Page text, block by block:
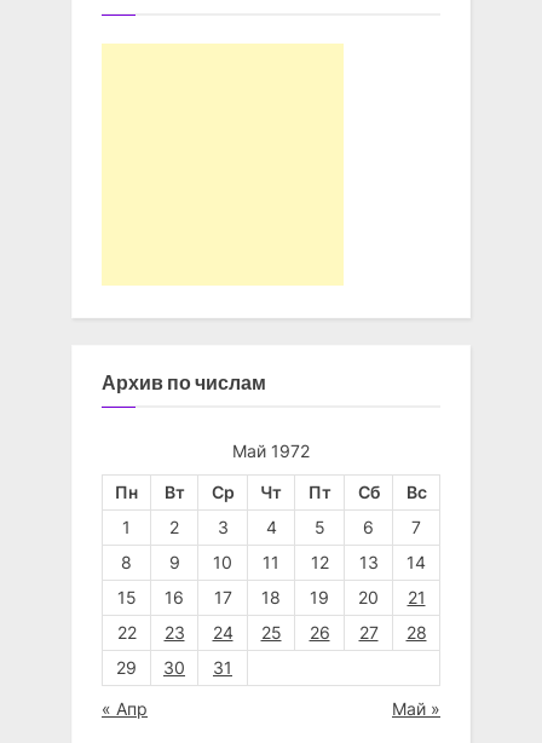
Архив по числам
Май 1972
Пн Вт Ср Чт Пт Сб
Вс
1
2 3 4 5 6
7
8
9 10 11 12 13
14
15
16 17 18 19 20
21
22
23 24 25 26 27
28
29
30 31
« Апр Май »